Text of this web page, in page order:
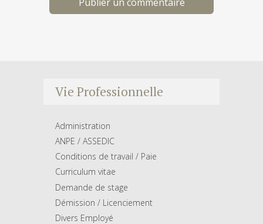
Vie Professionnelle
Administration
ANPE / ASSEDIC
Conditions de travail / Paie
Curriculum vitae
Demande de stage
Démission / Licenciement
Divers Employé